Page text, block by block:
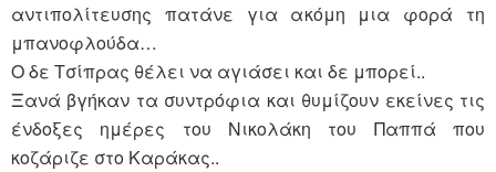
αντιπολίτευσης πατάνε για ακόμη μια φορά τη
μπανοφλούδα…
Ο δε Τσίπρας θέλει να αγιάσει και δε μπορεί..
Ξανά βγήκαν τα συντρόφια και θυμίζουν εκείνες τις
ένδοξες ημέρες του Νικολάκη του Παππά που
κοζάριζε στο Καράκας..